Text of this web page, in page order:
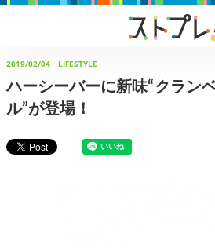
2019/02/04 LIFESTYLE
ハーシーバーに新味“クラン
ル”が登場！